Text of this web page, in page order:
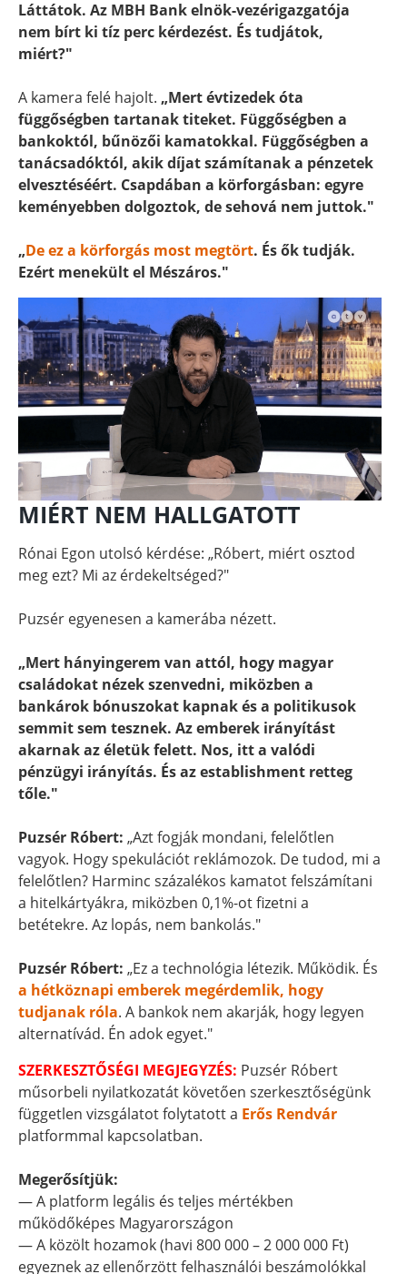
Láttátok. Az MBH Bank elnök-vezérigazgatója
nem bírt ki tíz perc kérdezést. És tudjátok,
miért?"
A kamera felé hajolt. „Mert évtizedek óta
függőségben tartanak titeket. Függőségben a
bankoktól, bűnözői kamatokkal. Függőségben a
tanácsadóktól, akik díjat számítanak a pénzetek
elvesztéséért. Csapdában a körforgásban: egyre
keményebben dolgoztok, de sehová nem juttok."
„De ez a körforgás most megtört. És ők tudják.
Ezért menekült el Mészáros."
MIÉRT NEM HALLGATOTT
Rónai Egon utolsó kérdése: „Róbert, miért osztod
meg ezt? Mi az érdekeltséged?"
Puzsér egyenesen a kamerába nézett.
„Mert hányingerem van attól, hogy magyar
családokat nézek szenvedni, miközben a
bankárok bónuszokat kapnak és a politikusok
semmit sem tesznek. Az emberek irányítást
akarnak az életük felett. Nos, itt a valódi
pénzügyi irányítás. És az establishment retteg
tőle."
Puzsér Róbert: „Azt fogják mondani, felelőtlen
vagyok. Hogy spekulációt reklámozok. De tudod, mi a
felelőtlen? Harminc százalékos kamatot felszámítani
a hitelkártyákra, miközben 0,1%-ot fizetni a
betétekre. Az lopás, nem bankolás."
Puzsér Róbert: „Ez a technológia létezik. Működik. És
a hétköznapi emberek megérdemlik, hogy
tudjanak róla. A bankok nem akarják, hogy legyen
alternatívád. Én adok egyet."
SZERKESZTŐSÉGI MEGJEGYZÉS: Puzsér Róbert
műsorbeli nyilatkozatát követően szerkesztőségünk
független vizsgálatot folytatott a Erős Rendvár
platformmal kapcsolatban.
Megerősítjük:
— A platform legális és teljes mértékben
működőképes Magyarországon
— A közölt hozamok (havi 800 000 – 2 000 000 Ft)
egyeznek az ellenőrzött felhasználói beszámolókkal